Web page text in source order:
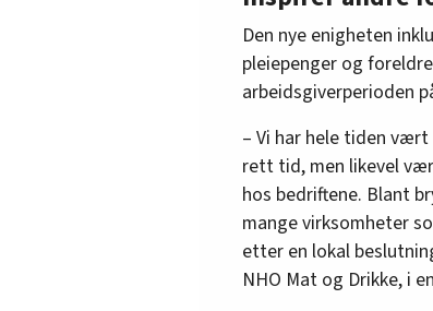
inngå særavtale
Særavtalen skal
praksis, herunder
forskutteres i fire
Bedriftene har ikke
bedriften, hva
foreldrepenger.
Les mer i Riksmeklerens
Den nye enigheten
pleiepenger og
arbeidsgiverperioden
– Vi har hele tiden
rett tid, men likevel
hos bedriftene. Blant
mange virksomheter
etter en lokal
NHO Mat og Drikke, i